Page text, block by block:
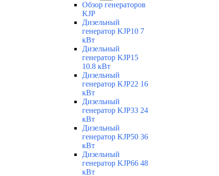
Обзор генераторов
KJP
Дизельный
генератор KJP10 7
кВт
Дизельный
генератор KJP15
10.8 кВт
Дизельный
генератор KJP22 16
кВт
Дизельный
генератор KJP33 24
кВт
Дизельный
генератор KJP50 36
кВт
Дизельный
генератор KJP66 48
кВт